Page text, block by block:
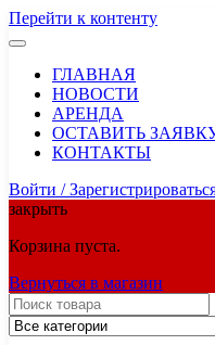
Перейти к контенту
ГЛАВНАЯ
НОВОСТИ
АРЕНДА
ОСТАВИТЬ
КОНТАКТЫ
Войти /
закрыть
Корзина пуста.
Вернуться в магазин